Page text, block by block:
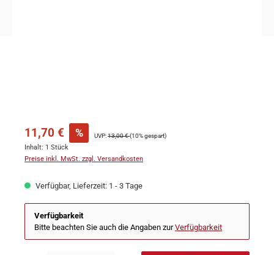
11,70 € % UVP:13,00 €(10% gespart)
Inhalt: 1 Stück
Preise inkl. MwSt. zzgl. Versandkosten
Verfügbar, Lieferzeit: 1 - 3 Tage
Verfügbarkeit
Bitte beachten Sie auch die Angaben zurVerfügbarkeit